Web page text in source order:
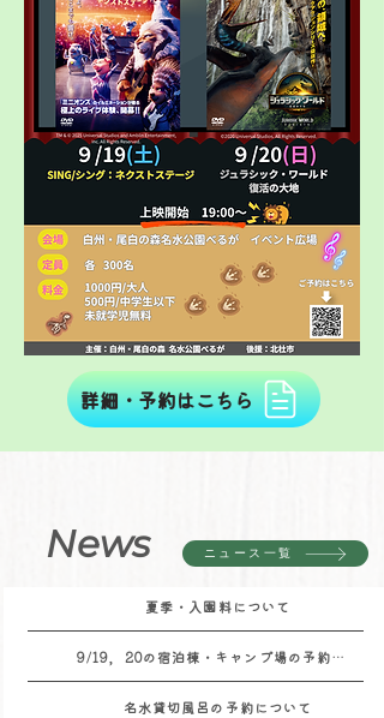
詳細・予約はこちら
News ニュース一覧
夏季・入園料について
9/19，20の宿泊棟・キャンプ場の予約について
名水貸切風呂の予約について